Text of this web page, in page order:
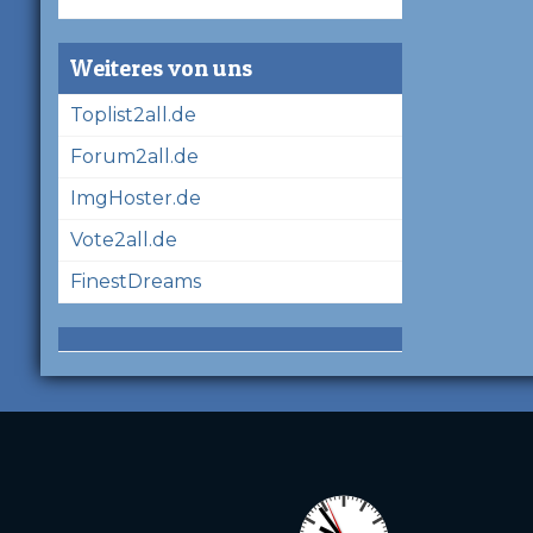
Weiteres von uns
Toplist2all.de
Forum2all.de
ImgHoster.de
Vote2all.de
FinestDreams